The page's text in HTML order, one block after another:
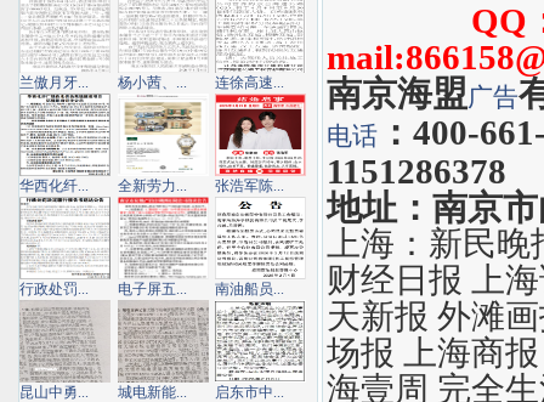
QQ：
南京海盟广告
电话 ： 400-
1151286378
地址：南京
上海：新民
财经日报 上
天新报 外滩
场报 上海商
海壹周 完全
兰傲月牙... 杨小茜、... 连徐高速...
华西化纤... 全新劳力... 张浩军陈...
行政处罚... 电子屏五... 南油船员...
昆山中勇... 城电新能... 启东市中...